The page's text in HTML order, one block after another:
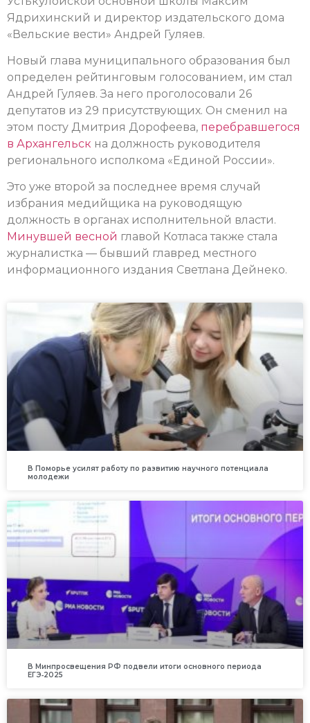
Ядрихинский и директор издательского дома
«Вельские вести» Андрей Гуляев.
Новый глава муниципального образования был
определен рейтинговым голосованием, им стал
Андрей Гуляев. За него проголосовали 26
депутатов из 29 присутствующих. Он сменил на
этом посту Дмитрия Дорофеева, перебравшегося
в Архангельск на должность руководителя
регионального исполкома «Единой России».
Это уже второй за последнее время случай
избрания медийщика на руководящую
должность в органах исполнительной власти.
Минувшей весной главой Котласа также стала
журналистка — бывший главред местного
информационного издания Светлана Дейнеко.
В Поморье усилят работу по развитию научного потенциала
молодежи
В Минпросвещения РФ подвели итоги основного периода
ЕГЭ‑2025